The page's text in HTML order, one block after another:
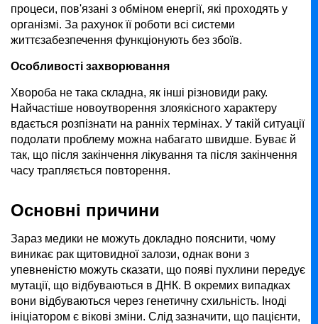
процеси, пов'язані з обміном енергії, які проходять у
організмі. За рахунок її роботи всі системи
життєзабезпечення функціонують без збоїв.
Особливості захворювання
Хвороба не така складна, як інші різновиди раку.
Найчастіше новоутворення злоякісного характеру
вдається розпізнати на ранніх термінах. У такій ситуації
подолати проблему можна набагато швидше. Буває й
так, що після закінчення лікування та після закінчення
часу трапляється повторення.
Основні причини
Зараз медики не можуть докладно пояснити, чому
виникає рак щитовидної залози, однак вони з
упевненістю можуть сказати, що появі пухлини передує
мутації, що відбуваються в ДНК. В окремих випадках
вони відбуваються через генетичну схильність. Іноді
ініціатором є вікові зміни. Слід зазначити, що пацієнти,